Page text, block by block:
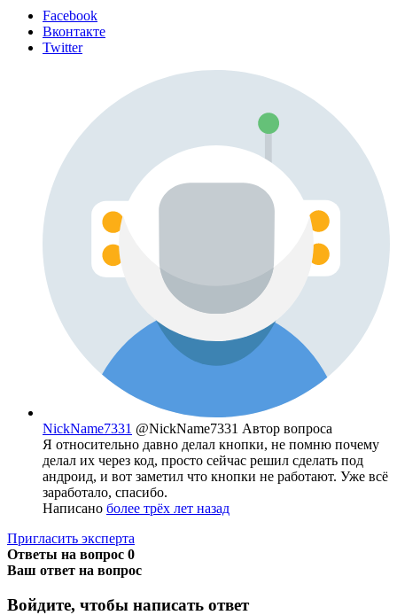
Facebook
Вконтакте
Twitter
NickName7331 @NickName7331 Автор вопроса
Я относительно давно делал кнопки, не помню почему
делал их через код, просто сейчас решил сделать под
андроид, и вот заметил что кнопки не работают. Уже всё
заработало, спасибо.
Написано более трёх лет назад
Пригласить эксперта
Ответы на вопрос 0
Ваш ответ на вопрос
Войдите, чтобы написать ответ